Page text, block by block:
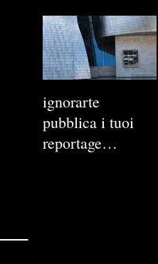
ignorarte
pubblica i tuoi
reportage